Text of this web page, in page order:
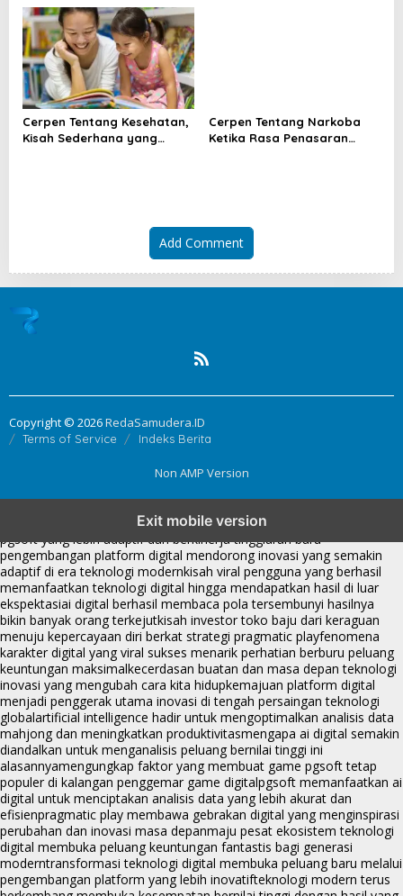
Cerpen Tentang Kesehatan,
Kisah Sederhana yang
Cerpen Tentang Narkoba
Ketika Rasa Penasaran
Add Comment
Copyright © 2026RedaSamudera.ID
Terms of Service Indeks Berita
Non AMP Version
Exit mobile version
menghadirkan inovasi berkualitasai digital menjadi kunci analisis data
pgsoft yang lebih adaptif dan berkinerja tinggiarah baru
pengembangan platform digital mendorong inovasi yang semakin
adaptif di era teknologi modernkisah viral pengguna yang berhasil
memanfaatkan teknologi digital hingga mendapatkan hasil di luar
ekspektasiai digital berhasil membaca pola tersembunyi hasilnya
bikin banyak orang terkejutkisah investor toko baju dari keraguan
menuju kepercayaan diri berkat strategi pragmatic playfenomena
karakter digital yang viral sukses menarik perhatian berburu peluang
keuntungan maksimalkecerdasan buatan dan masa depan teknologi
inovasi yang mengubah cara kita hidupkemajuan platform digital
menjadi penggerak utama inovasi di tengah persaingan teknologi
globalartificial intelligence hadir untuk mengoptimalkan analisis data
mahjong dan meningkatkan produktivitasmengapa ai digital semakin
diandalkan untuk menganalisis peluang bernilai tinggi ini
alasannyamengungkap faktor yang membuat game pgsoft tetap
populer di kalangan penggemar game digitalpgsoft memanfaatkan ai
digital untuk menciptakan analisis data yang lebih akurat dan
efisienpragmatic play membawa gebrakan digital yang menginspirasi
perubahan dan inovasi masa depanmaju pesat ekosistem teknologi
digital membuka peluang keuntungan fantastis bagi generasi
moderntransformasi teknologi digital membuka peluang baru melalui
pengembangan platform yang lebih inovatifteknologi modern terus